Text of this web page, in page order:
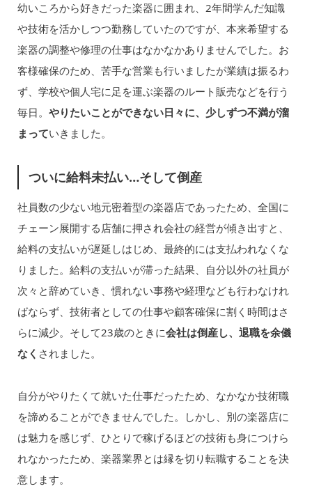
幼いころから好きだった楽器に囲まれ、2年間学んだ知識
や技術を活かしつつ勤務していたのですが、本来希望する
楽器の調整や修理の仕事はなかなかありませんでした。お
客様確保のため、苦手な営業も行いましたが業績は振るわ
ず、学校や個人宅に足を運ぶ楽器のルート販売などを行う
毎日。 やりたいことができない日々に、少しずつ不満が溜
まっていきました。
ついに給料未払い…そして倒産
社員数の少ない地元密着型の楽器店であったため、全国に
チェーン展開する店舗に押され会社の経営が傾き出すと、
給料の支払いが遅延しはじめ、最終的には支払われなくな
りました。給料の支払いが滞った結果、自分以外の社員が
次々と辞めていき、慣れない事務や経理なども行わなけれ
ばならず、技術者としての仕事や顧客確保に割く時間はさ
らに減少。そして23歳のときに会社は倒産し、退職を余儀
なく されました。
自分がやりたくて就いた仕事だったため、なかなか技術職
を諦めることができませんでした。しかし、別の楽器店に
は魅力を感じず、ひとりで稼げるほどの技術も身につけら
れなかったため、楽器業界とは縁を切り転職することを決
意します。